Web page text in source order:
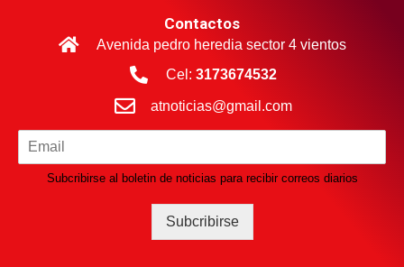
Contactos
Avenida pedro heredia sector 4 vientos
Cel: 3173674532
atnoticias@gmail.com
Subcribirse al boletin de noticias para recibir correos diarios
Subcribirse